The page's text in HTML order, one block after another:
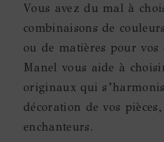
Vous avez du mal à
combinaisons de
ou de matières pour vos
Manel vous aide à
originaux qui
décoration de vos
enchanteurs.